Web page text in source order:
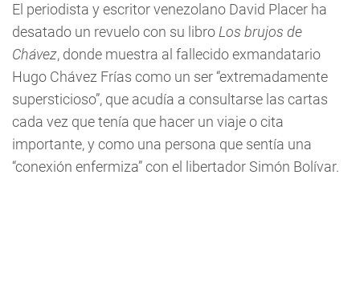
El periodista y escritor venezolano David Placer ha
desatado un revuelo con su libro Los brujos de
Chávez, donde muestra al fallecido exmandatario
Hugo Chávez Frías como un ser “extremadamente
supersticioso”, que acudía a consultarse las cartas
cada vez que tenía que hacer un viaje o cita
importante, y como una persona que sentía una
“conexión enfermiza” con el libertador Simón Bolívar.